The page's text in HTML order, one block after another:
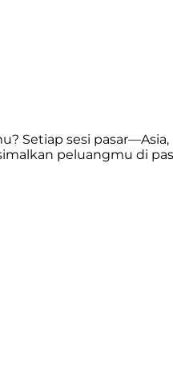
Setiap sesi
peluangmu di